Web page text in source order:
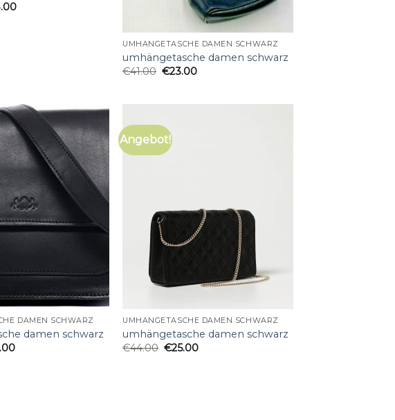
UMHÄNGETASCHE DAMEN SCHWARZ
umhängetasche damen schwarz
€41.00 €23.00
DAMEN SCHWARZ
damen schwarz
Angebot!
UMHÄNGETASCHE DAMEN SCHWARZ
umhängetasche damen schwarz
€44.00 €25.00